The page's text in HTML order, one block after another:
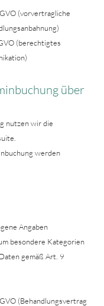
(vorvertragliche
(berechtigtes
über
nutzen wir die
werden
Angaben
besondere Kategorien
gemäß Art. 9
(Behandlungsvertrag